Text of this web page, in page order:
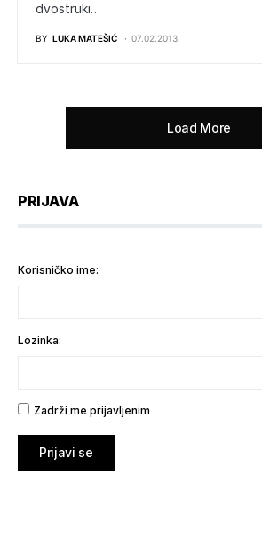
dvostruki…
BY LUKA MATEŠIĆ 07.02.2013.
Load More
PRIJAVA
Korisničko ime:
Lozinka:
Zadrži me prijavljenim
Prijavi se